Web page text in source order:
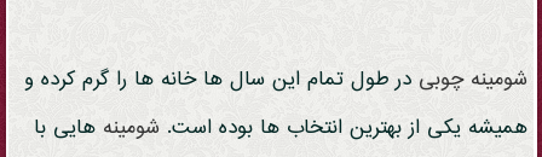
شومینه چوبی در طول تمام این سال ها خانه ها را گرم کرده و
همیشه یکی از بهترین انتخاب ها بوده است. شومینه هایی با